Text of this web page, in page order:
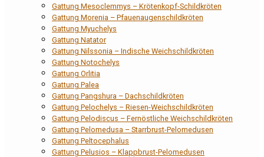
Gattung Mesoclemmys – Krötenkopf-Schildkröten
Gattung Morenia – Pfauenaugenschildkröten
Gattung Myuchelys
Gattung Natator
Gattung Nilssonia – Indische Weichschildkröten
Gattung Notochelys
Gattung Orlitia
Gattung Palea
Gattung Pangshura – Dachschildkröten
Gattung Pelochelys – Riesen-Weichschildkröten
Gattung Pelodiscus – Fernöstliche Weichschildkröten
Gattung Pelomedusa – Starrbrust-Pelomedusen
Gattung Peltocephalus
Gattung Pelusios – Klappbrust-Pelomedusen